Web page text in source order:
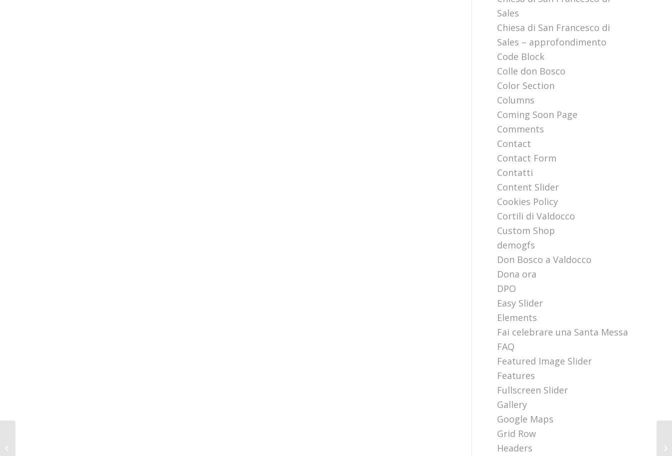
Sales
Chiesa di San Francesco di
Sales – approfondimento
Code Block
Colle don Bosco
Color Section
Columns
Coming Soon Page
Comments
Contact
Contact Form
Contatti
Content Slider
Cookies Policy
Cortili di Valdocco
Custom Shop
demogfs
Don Bosco a Valdocco
Dona ora
DPO
Easy Slider
Elements
Fai celebrare una Santa Messa
FAQ
Featured Image Slider
Features
Fullscreen Slider
Gallery
Google Maps
Grid Row
Headers